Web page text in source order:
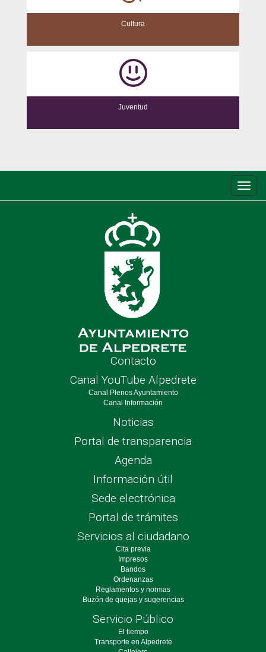
Cultura
Juventud
de
Contacto
Canal YouTube Alpedrete
Canal Plenos Ayuntamiento
Canal Información
Noticias
Portal de transparencia
Agenda
Información útil
Sede electrónica
Portal de trámites
Servicios al ciudadano
Cita previa
Impresos
Bandos
Ordenanzas
Reglamentos y normas
Buzón de quejas y sugerencias
Servicio Público
El tiempo
Transporte en Alpedrete